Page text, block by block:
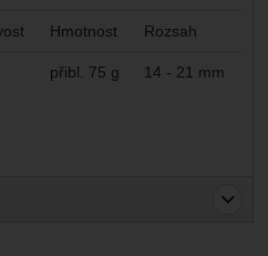
Hmotnost Rozsah
přibl. 75 g 14 - 21 mm